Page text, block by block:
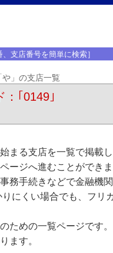
支店番号を簡単に検索］
や」の支店一覧
｢0149｣
まる支店を一覧で掲載
ージへ進むことができま
務手続きなどで金融機
にくい場合でも、フリ
ための一覧ページです
ます。